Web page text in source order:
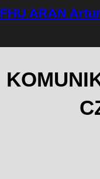
Przejdź
treści
FHU ARAN